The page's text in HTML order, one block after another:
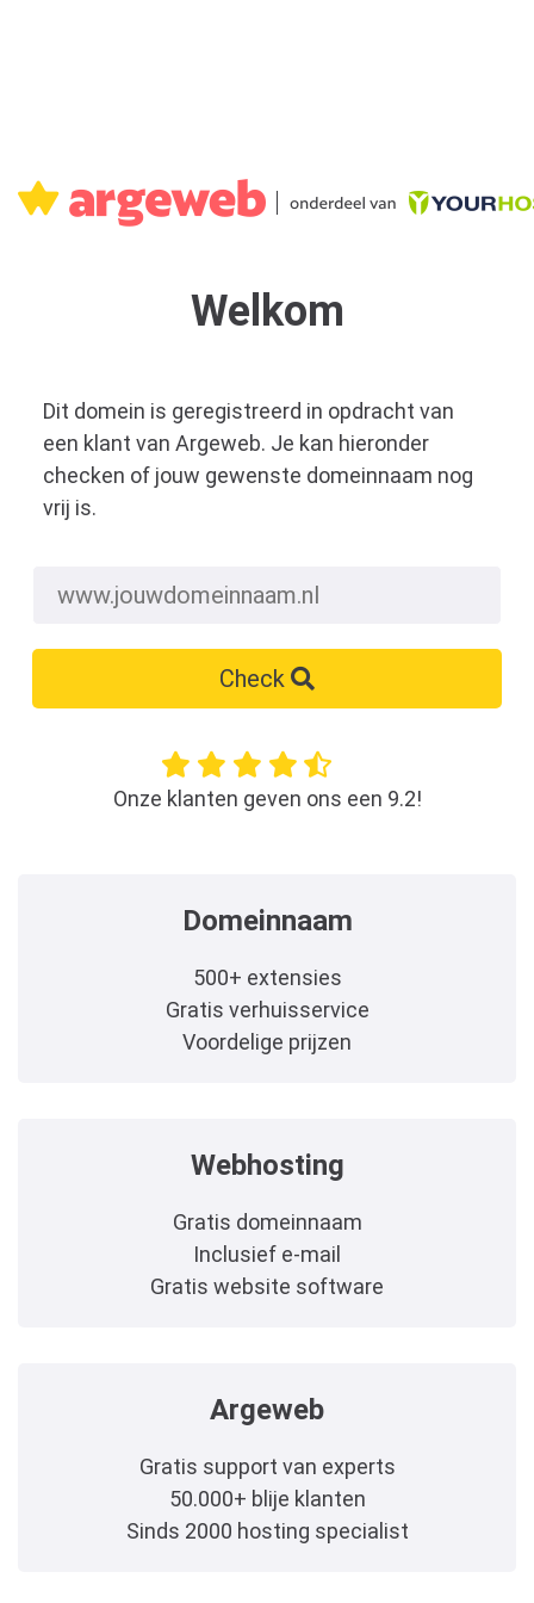
Welkom
Dit domein is geregistreerd in opdracht van
een klant van Argeweb. Je kan hieronder
checken of jouw gewenste domeinnaam nog
vrij is.
Check
Onze klanten geven ons een 9.2!
Domeinnaam
500+ extensies
Gratis verhuisservice
Voordelige prijzen
Webhosting
Gratis domeinnaam
Inclusief e-mail
Gratis website software
Argeweb
Gratis support van experts
50.000+ blije klanten
Sinds 2000 hosting specialist